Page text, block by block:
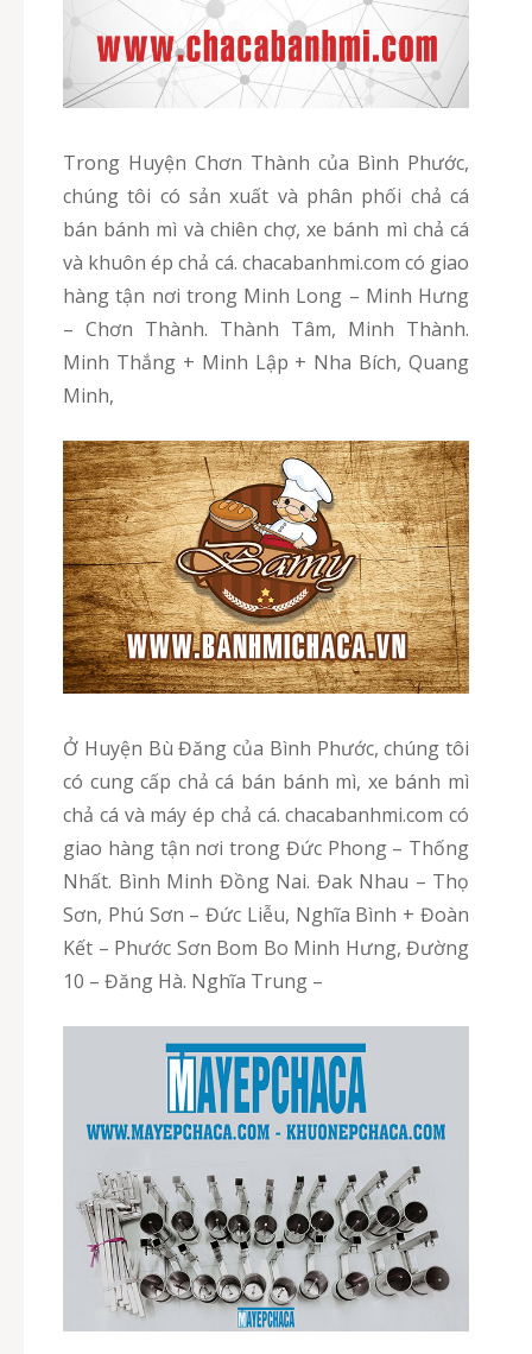
Trong Huyện Chơn Thành của Bình Phước,
chúng tôi có sản xuất và phân phối chả cá
bán bánh mì và chiên chợ, xe bánh mì chả cá
và khuôn ép chả cá. chacabanhmi.com có giao
hàng tận nơi trong Minh Long – Minh Hưng
– Chơn Thành. Thành Tâm, Minh Thành.
Minh Thắng + Minh Lập + Nha Bích, Quang
Minh,
Ở Huyện Bù Đăng của Bình Phước, chúng tôi
có cung cấp chả cá bán bánh mì, xe bánh mì
chả cá và máy ép chả cá. chacabanhmi.com có
giao hàng tận nơi trong Đức Phong – Thống
Nhất. Bình Minh Đồng Nai. Đak Nhau – Thọ
Sơn, Phú Sơn – Đức Liễu, Nghĩa Bình + Đoàn
Kết – Phước Sơn Bom Bo Minh Hưng, Đường
10 – Đăng Hà. Nghĩa Trung –